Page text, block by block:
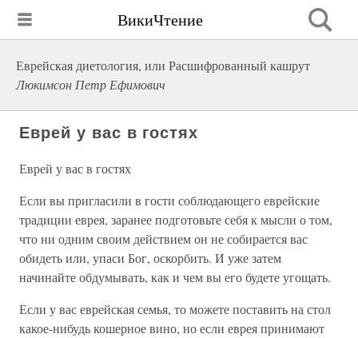
ВикиЧтение
Еврейская диетология, или Расшифрованный кашрут
Люкимсон Петр Ефимович
Еврей у вас в гостях
Еврей у вас в гостях
Если вы пригласили в гости соблюдающего еврейские
традиции еврея, заранее подготовьте себя к мысли о том,
что ни одним своим действием он не собирается вас
обидеть или, упаси Бог, оскорбить. И уже затем
начинайте обдумывать, как и чем вы его будете угощать.
Если у вас еврейская семья, то можете поставить на стол
какое-нибудь кошерное вино, но если еврея принимают